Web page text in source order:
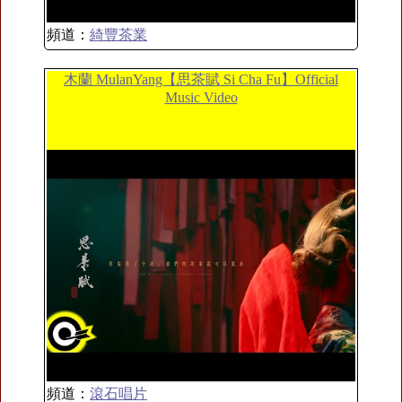
頻道： 綺豐茶業
木蘭 MulanYang【思茶賦 Si Cha Fu】Official
Music Video
頻道： 滾石唱片